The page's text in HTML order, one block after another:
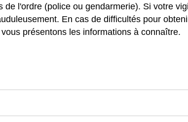
l'ordre (police ou gendarmerie). Si votre
En cas de difficultés pour
présentons les informations à connaître.